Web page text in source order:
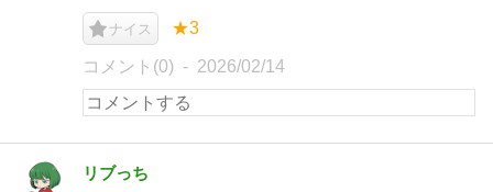
ナイス ★3
コメント(0) 2026/02/14
リブっち